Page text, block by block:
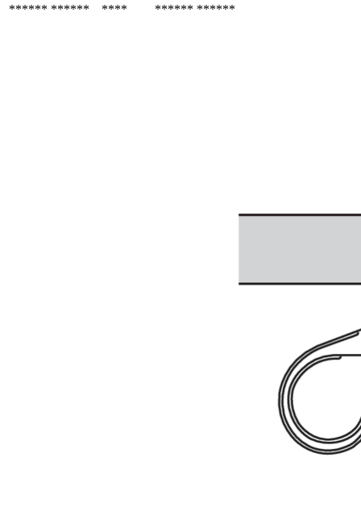
****** ****** **** ****** ******